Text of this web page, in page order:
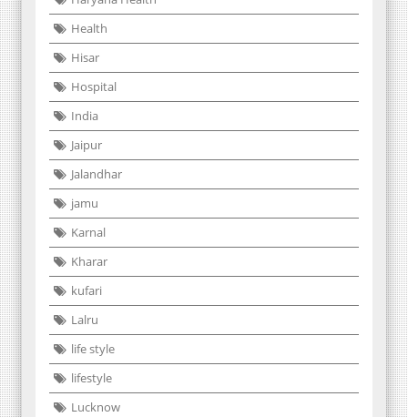
Health
Hisar
Hospital
India
Jaipur
Jalandhar
jamu
Karnal
Kharar
kufari
Lalru
life style
lifestyle
Lucknow